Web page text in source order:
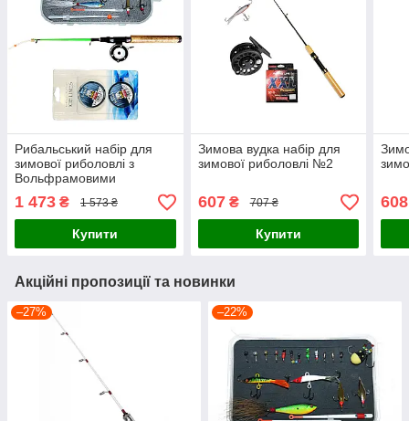
Рибальський набір для
зимової риболовлі з
Вольфрамовими
мормишками №3
1 473 ₴ 1 573 ₴
Купити
Зимова вудка набір для
зимової риболовлі №2
607₴ 707 ₴
Купити
608
Акційні пропозиції та новинки
–27% –22%